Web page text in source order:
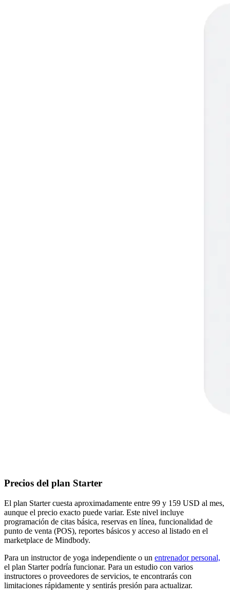
Precios del plan Starter
El plan Starter cuesta aproximadamente entre 99 y 159 USD al mes,
aunque el precio exacto puede variar. Este nivel incluye
programación de citas básica, reservas en línea, funcionalidad de
punto de venta (POS), reportes básicos y acceso al listado en el
marketplace de Mindbody.
Para un instructor de yoga independiente o un entrenador personal,
el plan Starter podría funcionar. Para un estudio con varios
instructores o proveedores de servicios, te encontrarás con
limitaciones rápidamente y sentirás presión para actualizar.